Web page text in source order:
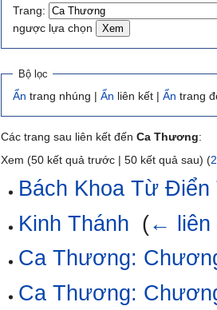
chuyển
hướng
tìm
kiếm
Trang:
ngược lựa chọn
Bộ lọc
Ẩn trang nhúng | Ẩn liên kết | Ẩn trang
Các trang sau liên kết đến Ca Thương:
Xem (50 kết quả trước | 50 kết quả sau) (
Bách Khoa Từ Điển
Kinh Thánh (← liên
Ca Thương:
Ca Thương: